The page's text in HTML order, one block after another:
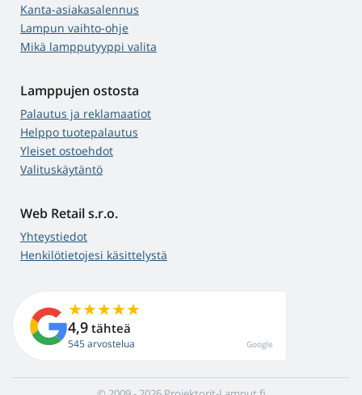
Kanta-asiakasalennus
Lampun vaihto-ohje
Mikä lampputyyppi valita
Lamppujen ostosta
Palautus ja reklamaatiot
Helppo tuotepalautus
Yleiset ostoehdot
Valituskäytäntö
Web Retail s.r.o.
Yhteystiedot
Henkilötietojesi käsittelystä
4,9 tähteä
545 arvostelua Google